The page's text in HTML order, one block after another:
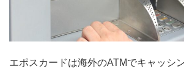
エポスカードは海外のATMでキャッシ